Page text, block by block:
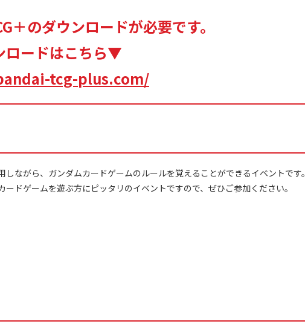
＋のダウンロードが必要です。
ードはこちら▼
tcg-plus.com/
しながら、ガンダムカードゲームのルールを覚えることができるイベントです。
ードゲームを遊ぶ方にピッタリのイベントですので、ぜひご参加ください。